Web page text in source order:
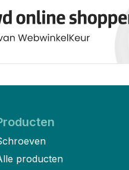
producten